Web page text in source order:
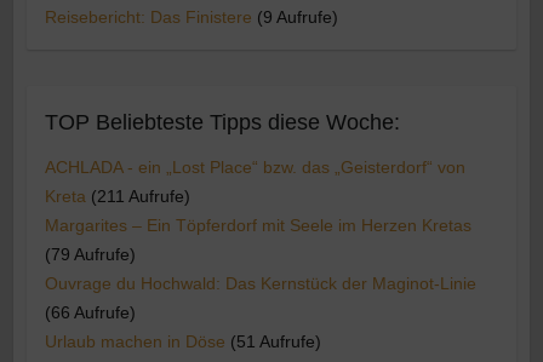
Reisebericht: Das Finistere (9 Aufrufe)
TOP Beliebteste Tipps diese Woche:
ACHLADA - ein „Lost Place“ bzw. das „Geisterdorf“ von
Kreta (211 Aufrufe)
Margarites – Ein Töpferdorf mit Seele im Herzen Kretas
(79 Aufrufe)
Ouvrage du Hochwald: Das Kernstück der Maginot-Linie
(66 Aufrufe)
Urlaub machen in Döse (51 Aufrufe)